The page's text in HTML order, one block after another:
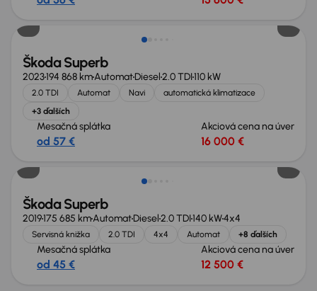
Škoda Superb
2023194 868 kmAutomatDiesel2.0 TDI110 kW
2.0 TDI Automat Navi
automatická klimatizace
+3 ďalších
Mesačná splátka
od 57 €
Akciová cena na úver
16 000 €
Škoda Superb
2019175 685 kmAutomatDiesel2.0 TDI140 kW4x4
Servisná knižka 2.0 TDI 4x4 Automat +8 ďalších
Mesačná splátka
od 45 €
Akciová cena na úver
12 500 €